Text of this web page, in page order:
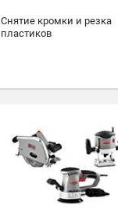
Снятие кромки и резка
пластиков